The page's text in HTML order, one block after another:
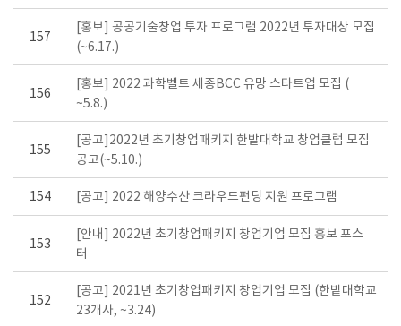
157
[홍보] 공공기술창업 투자 프로그램 2022년 투자대상 모집
(~6.17.)
156
[홍보] 2022 과학벨트 세종BCC 유망 스타트업 모집 (
~5.8.)
155
[공고]2022년 초기창업패키지 한밭대학교 창업클럽 모집
공고(~5.10.)
154 [공고] 2022 해양수산 크라우드펀딩 지원 프로그램
153
[안내] 2022년 초기창업패키지 창업기업 모집 홍보 포스
터
152
[공고] 2021년 초기창업패키지 창업기업 모집 (한밭대학교
23개사, ~3.24)